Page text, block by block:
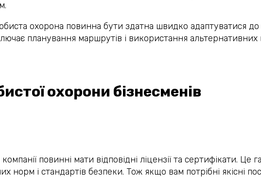
охорона повинна бути здатна швидко адаптуватися до
планування маршрутів і використання альтернативних
охорони бізнесменів
повинні мати відповідні ліцензії та сертифікати. Це
норм і стандартів безпеки. Тож якщо вам потрібні якісні